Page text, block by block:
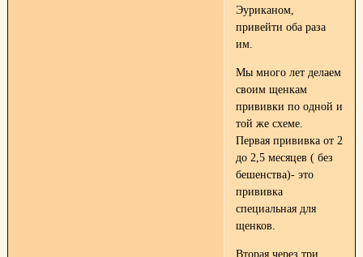
Эуриканом,
привейти оба раза
им.
Мы много лет делаем
своим щенкам
прививки по одной и
той же схеме.
Первая прививка от 2
до 2,5 месяцев ( без
бешенства)- это
прививка
специальная для
щенков.
Вторая через три